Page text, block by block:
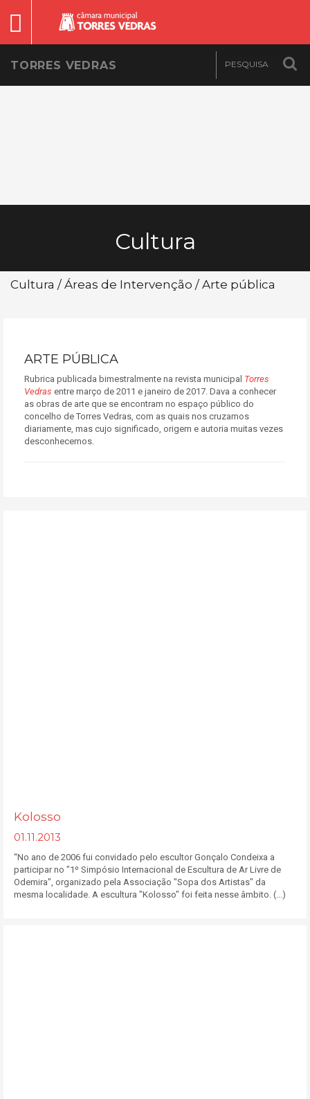
TORRES VEDRAS
Cultura
Cultura / Áreas de Intervenção / Arte pública
ARTE PÚBLICA
Rubrica publicada bimestralmente na revista municipal Torres
Vedras entre março de 2011 e janeiro de 2017. Dava a conhecer
as obras de arte que se encontram no espaço público do
concelho de Torres Vedras, com as quais nos cruzamos
diariamente, mas cujo significado, origem e autoria muitas vezes
desconhecemos.
Kolosso
01.11.2013
“No ano de 2006 fui convidado pelo escultor Gonçalo Condeixa a
participar no "1º Simpósio Internacional de Escultura de Ar Livre de
Odemira", organizado pela Associação "Sopa dos Artistas" da
mesma localidade. A escultura "Kolosso" foi feita nesse âmbito. (...)